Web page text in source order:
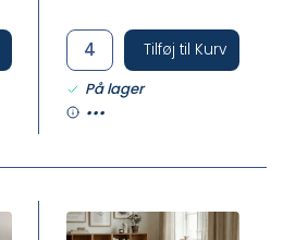
Tilføj til Kurv
På lager
•••